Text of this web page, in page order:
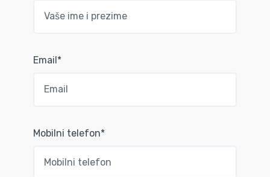
Email*
Mobilni telefon*